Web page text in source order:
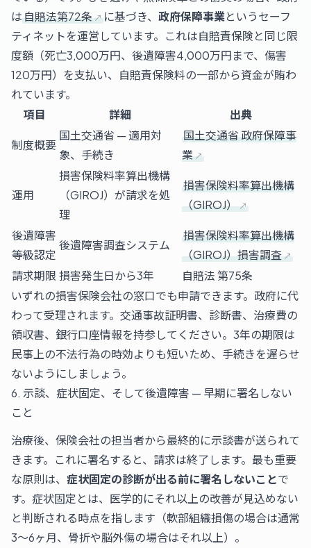
は自賠法第72条 に基づき、 政府保障事業というセーフ
ティネットを運営しています。これは自賠責保険と同じ限
度額（死亡3,000万円、後遺障害4,000万円まで、傷害
120万円）を支払い、自賠責保険料の一部から資金が賄わ
れています。
項目
詳細 出典
制度概要
国土交通省 — 適用対
象、手続き
国土交通省 政府保障事
業
運用
損害保険料率算出機構
（GIROJ）が請求を処
理
損害保険料率算出機構
（GIROJ）
後遺障害
等級認定
後遺障害調査システム
損害保険料率算出機構
（GIROJ）損害調査
請求期限 損害発生日から3年
自賠法 第75条
いずれの損害保険会社の窓口でも申請できます。政府に代
わって受理されます。交通事故証明書、診断書、治療費の
領収書、銀行口座情報を持参してください。3年の期限は
民事上の不法行為の時効よりも短いため、手続きを遅らせ
ないようにしましょう。
6. 示談、症状固定、そして後遺障害 — 早期に署名しない
こと
治療後、保険会社の担当者から最終的に示談書が送られて
きます。これに署名すると、請求は終了します。最も重要
な原則は、 症状固定の診断が出る前に署名しないことで
す。症状固定とは、医学的にそれ以上の改善が見込めない
と判断される時点を指します（軟部組織損傷の場合は通常
3～6ヶ月、骨折や脳外傷の場合はそれ以上）。